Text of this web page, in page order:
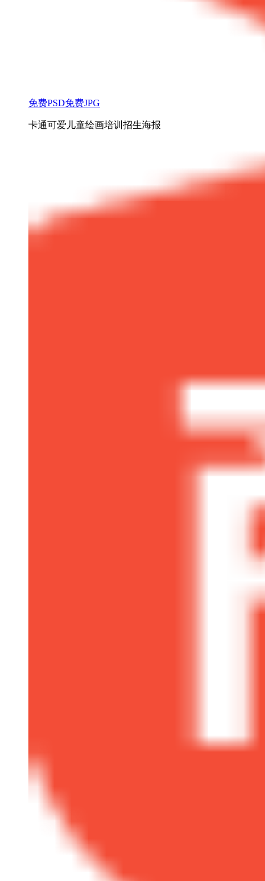
免费PSD免费JPG
卡通可爱儿童绘画培训招生海报